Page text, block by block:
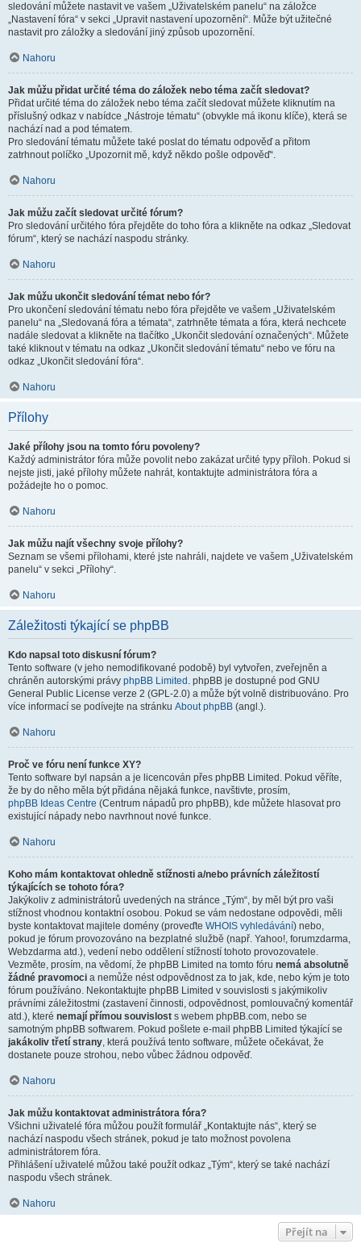
sledování můžete nastavit ve vašem „Uživatelském panelu“ na záložce
„Nastavení fóra“ v sekci „Upravit nastavení upozornění“. Může být užitečné
nastavit pro záložky a sledování jiný způsob upozornění.
Nahoru
Jak můžu přidat určité téma do záložek nebo téma začít sledovat?
Přidat určité téma do záložek nebo téma začít sledovat můžete kliknutím na
příslušný odkaz v nabídce „Nástroje tématu“ (obvykle má ikonu klíče), která se
nachází nad a pod tématem.
Pro sledování tématu můžete také poslat do tématu odpověď a přitom
zatrhnout políčko „Upozornit mě, když někdo pošle odpověď“.
Nahoru
Jak můžu začít sledovat určité fórum?
Pro sledování určitého fóra přejděte do toho fóra a klikněte na odkaz „Sledovat
fórum“, který se nachází naspodu stránky.
Nahoru
Jak můžu ukončit sledování témat nebo fór?
Pro ukončení sledování tématu nebo fóra přejděte ve vašem „Uživatelském
panelu“ na „Sledovaná fóra a témata“, zatrhněte témata a fóra, která nechcete
nadále sledovat a klikněte na tlačítko „Ukončit sledování označených“. Můžete
také kliknout v tématu na odkaz „Ukončit sledování tématu“ nebo ve fóru na
odkaz „Ukončit sledování fóra“.
Nahoru
Přílohy
Jaké přílohy jsou na tomto fóru povoleny?
Každý administrátor fóra může povolit nebo zakázat určité typy příloh. Pokud si
nejste jisti, jaké přílohy můžete nahrát, kontaktujte administrátora fóra a
požádejte ho o pomoc.
Nahoru
Jak můžu najít všechny svoje přílohy?
Seznam se všemi přílohami, které jste nahráli, najdete ve vašem „Uživatelském
panelu“ v sekci „Přílohy“.
Nahoru
Záležitosti týkající se phpBB
Kdo napsal toto diskusní fórum?
Tento software (v jeho nemodifikované podobě) byl vytvořen, zveřejněn a
chráněn autorskými právy phpBB Limited . phpBB je dostupné pod GNU
General Public License verze 2 (GPL-2.0) a může být volně distribuováno. Pro
více informací se podívejte na stránku About phpBB (angl.).
Nahoru
Proč ve fóru není funkce XY?
Tento software byl napsán a je licencován přes phpBB Limited. Pokud věříte,
že by do něho měla být přidána nějaká funkce, navštivte, prosím,
phpBB Ideas Centre (Centrum nápadů pro phpBB), kde můžete hlasovat pro
existující nápady nebo navrhnout nové funkce.
Nahoru
Koho mám kontaktovat ohledně stížnosti a/nebo právních záležitostí
týkajících se tohoto fóra?
Jakýkoliv z administrátorů uvedených na stránce „Tým“, by měl být pro vaši
stížnost vhodnou kontaktní osobou. Pokud se vám nedostane odpovědi, měli
byste kontaktovat majitele domény (proveďte WHOIS vyhledávání) nebo,
pokud je fórum provozováno na bezplatné službě (např. Yahoo!, forumzdarma,
Webzdarma atd.), vedení nebo oddělení stížností tohoto provozovatele.
Vezměte, prosím, na vědomí, že phpBB Limited na tomto fóru nemá absolutně
žádné pravomoci a nemůže nést odpovědnost za to jak, kde, nebo kým je toto
fórum používáno. Nekontaktujte phpBB Limited v souvislosti s jakýmikoliv
právními záležitostmi (zastavení činnosti, odpovědnost, pomlouvačný komentář
atd.), které nemají přímou souvislost s webem phpBB.com, nebo se
samotným phpBB softwarem. Pokud pošlete e-mail phpBB Limited týkající se
jakákoliv třetí strany, která používá tento software, můžete očekávat, že
dostanete pouze strohou, nebo vůbec žádnou odpověď.
Nahoru
Jak můžu kontaktovat administrátora fóra?
Všichni uživatelé fóra můžou použít formulář „Kontaktujte nás“, který se
nachází naspodu všech stránek, pokud je tato možnost povolena
administrátorem fóra.
Přihlášení uživatelé můžou také použít odkaz „Tým“, který se také nachází
naspodu všech stránek.
Nahoru
Přejít na